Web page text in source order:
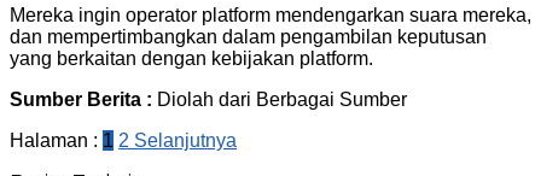
Mereka ingin operator platform mendengarkan suara mereka,
dan mempertimbangkan dalam pengambilan keputusan
yang berkaitan dengan kebijakan platform.
Sumber Berita : Diolah dari Berbagai Sumber
Halaman : 1 2 Selanjutnya